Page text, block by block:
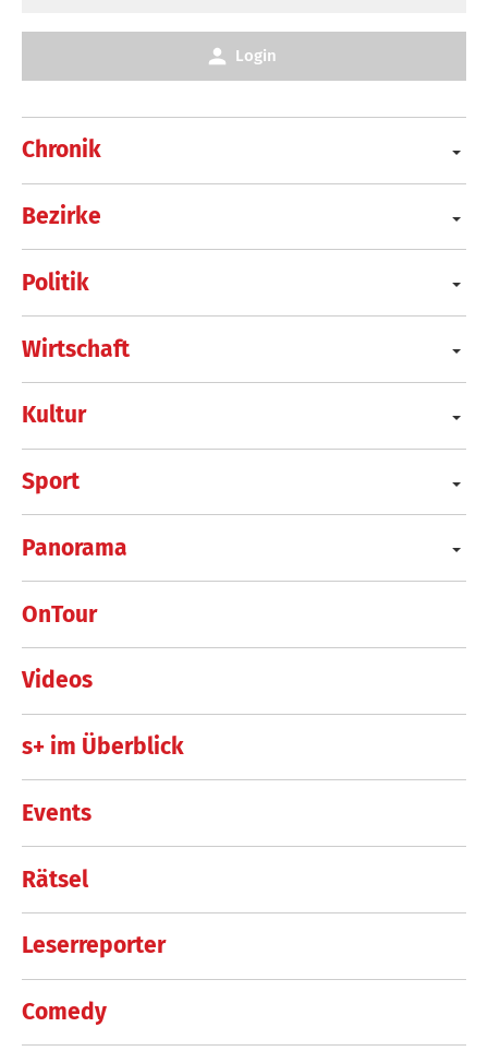
Chronik
Bezirke
Politik
Wirtschaft
Kultur
Sport
Panorama
OnTour
Videos
s+ im Überblick
Events
Rätsel
Leserreporter
Comedy
Login